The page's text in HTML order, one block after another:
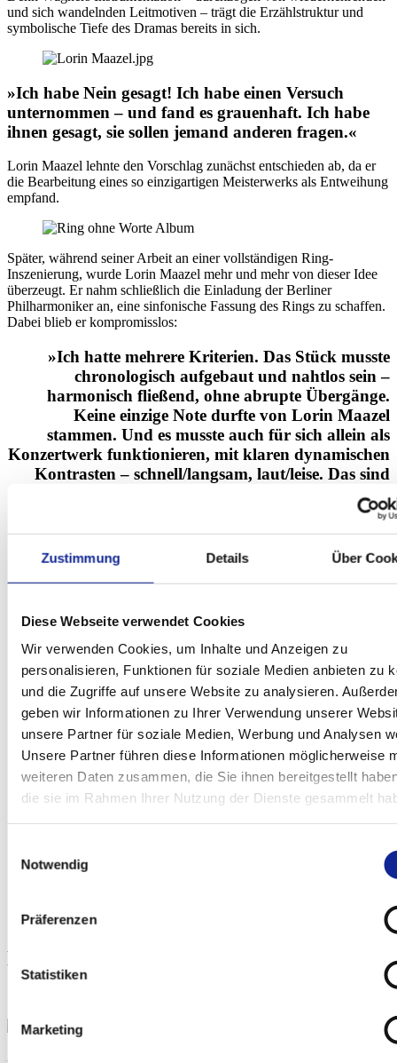
Zustimmung Details Über
Diese Webseite verwendet Cookies
Wir verwenden Cookies, um Inhalte und Anzeigen zu
personalisieren, Funktionen für soziale Medien anbieten zu
und die Zugriffe auf unsere Website zu analysieren.
geben wir Informationen zu Ihrer Verwendung unserer
unsere Partner für soziale Medien, Werbung und Analysen
Unsere Partner führen diese Informationen möglicherweise
weiteren Daten zusammen, die Sie ihnen bereitgestellt
die sie im Rahmen Ihrer Nutzung der Dienste gesammelt
Notwendig
Präferenzen
Statistiken
Marketing
und sich wandelnden Leitmotiven – trägt die Erzählstruktur und
symbolische Tiefe des Dramas bereits in sich.
»Ich habe Nein gesagt! Ich habe einen Versuch
unternommen – und fand es grauenhaft. Ich habe
ihnen gesagt, sie sollen jemand anderen fragen.«
Lorin Maazel lehnte den Vorschlag zunächst entschieden ab, da er
die Bearbeitung eines so einzigartigen Meisterwerks als Entweihung
empfand.
Später, während seiner Arbeit an einer vollständigen Ring-
Inszenierung, wurde Lorin Maazel mehr und mehr von dieser Idee
überzeugt. Er nahm schließlich die Einladung der Berliner
Philharmoniker an, eine sinfonische Fassung des Rings zu schaffen.
Dabei blieb er kompromisslos:
»Ich hatte mehrere Kriterien. Das Stück musste
chronologisch aufgebaut und nahtlos sein –
harmonisch fließend, ohne abrupte Übergänge.
Keine einzige Note durfte von Lorin Maazel
stammen. Und es musste auch für sich allein als
Konzertwerk funktionieren, mit klaren dynamischen
Kontrasten – schnell/langsam, laut/leise. Das sind
wesentliche Elemente der Theatralik eines
Konzertstücks, die jedem Komponisten bewusst
sind.«
»Der Ring ohne Worte« ...
... »nicht nur das Werk eines herausragenden Musikers, sondern
eines tief empfundenen Wagnerianers. Die Suite ist konzentriert,
aber von packender Klarheit – und von großem Respekt für das
nicht nur als dramatisches
Werk erlebbar, sondern offenbart ihn zugleich als eine der größten
sinfonischen Schöpfungen der Musikgeschichte.
Allein durch die Sprache des Orchesters offenbart sich nicht nur
eindringliche Bildkraft – oft übertrifft sie selbst Hollywoods
Hören Sie hinein ...